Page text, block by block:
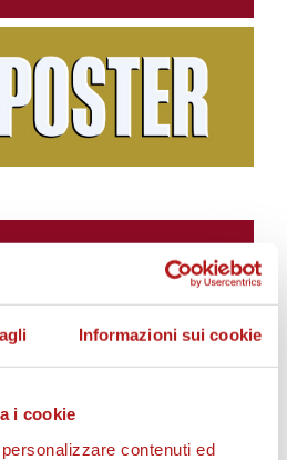
Informazioni sui cookie
i cookie
contenuti ed